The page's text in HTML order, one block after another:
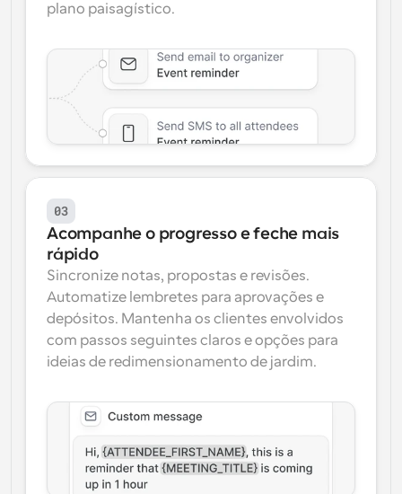
plano paisagístico.
03
Acompanhe o progresso e feche mais
rápido
Sincronize notas, propostas e revisões.
Automatize lembretes para aprovações e
depósitos. Mantenha os clientes envolvidos
com passos seguintes claros e opções para
ideias de redimensionamento de jardim.